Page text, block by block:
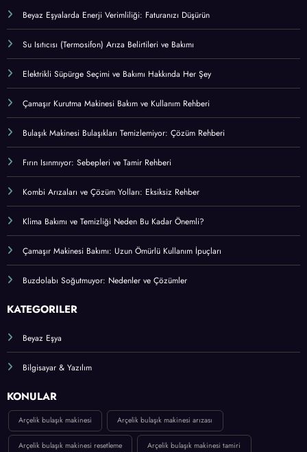
Beyaz Eşyalarda Enerji Verimliliği: Faturanızı Düşürün
Su Isıtıcısı (Termosifon) Arıza Belirtileri ve Bakımı
Elektrikli Süpürge Seçimi ve Bakımı Hakkında Her Şey
Çamaşır Kurutma Makinesi Bakım ve Kullanım Rehberi
Bulaşık Makinesi Bulaşıkları Temizlemiyor: Çözüm Rehberi
Fırın Isınmıyor: Sebepleri ve Tamir Rehberi
Kombi Arızaları ve Çözüm Yolları: Eksiksiz Rehber
Klima Bakımı ve Temizliği Neden Bu Kadar Önemli?
Çamaşır Makinesi Bakımı: Uzun Ömürlü Kullanım İpuçları
Buzdolabı Soğutmuyor: Nedenler ve Çözümler
KATEGORİLER
Beyaz Eşya
Bilgisayar & Yazılım
KONULAR
Arçelik bulaşık makinesi Arçelik bulaşık makinesi arızası
Arçelik bulaşık makinesi resetleme Arçelik bulaşık makinesi tamiri